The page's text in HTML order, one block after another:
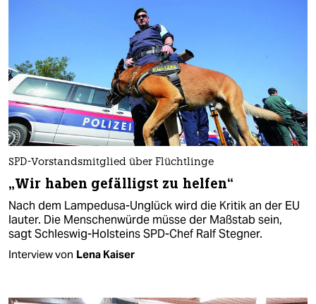
SPD-Vorstandsmitglied über Flüchtlinge
„Wir haben gefälligst zu helfen“
Nach dem Lampedusa-Unglück wird die Kritik an der EU
lauter. Die Menschenwürde müsse der Maßstab sein,
sagt Schleswig-Holsteins SPD-Chef Ralf Stegner.
Interview von Lena Kaiser